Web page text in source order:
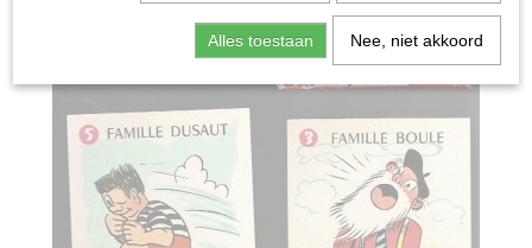
Alles toestaan Nee, niet akkoord